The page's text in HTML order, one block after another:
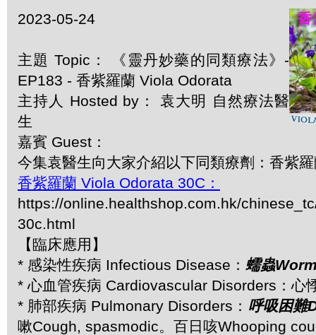
2023-05-24
主題 Topic： 《靈丹妙藥的同類療法》-
EP183 - 香紫羅蘭 Viola Odorata
主持人 Hosted by： 袁大明 自然療法醫
生
嘉賓 Guest：
今集袁醫生向大家介紹以下同類療劑：香紫
香紫羅蘭 Viola Odorata 30C：
https://online.healthshop.com.hk/
30c.html
【臨床應用】
* 感染性疾病 Infectious Disease： 蠕蟲
* 心血管疾病 Cardiovascular Disorders：心
* 肺部疾病 Pulmonary Disorders： 呼吸困難
嗽Cough, spasmodic。百日咳Whooping